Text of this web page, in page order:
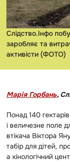
Слідство.Інфо
заробляє та
активісти (ФОТО)
Марія Горбань,
Понад 140
і величезне поле
втікача Віктора
табір для дітей,
а кінологічний